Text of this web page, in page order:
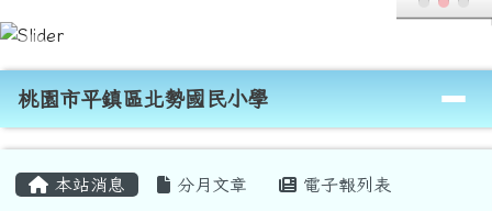
跳至主內容區
桃園市平鎮區北勢國民小學
導覽列
桃園市平鎮區北勢國民小學
本站消息 分月文章 電子報列表